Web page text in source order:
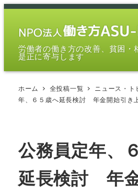
メ
労働者の働き方の改善、貧困・
是正に寄与します
ホーム 全投稿一覧 ニュース・ト
年、６５歳へ延長検討 年金開始引き
公務員定年、
延長検討 年金